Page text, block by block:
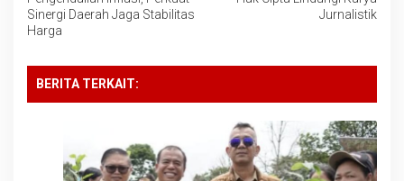
Sinergi Daerah Jaga Stabilitas
Harga
Jurnalistik
BERITA TERKAIT: